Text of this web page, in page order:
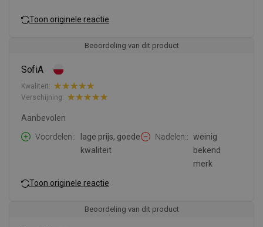
Toon originele reactie
Beoordeling van dit product
SofiA
Kwaliteit:
Verschijning:
Aanbevolen
Voordelen:
lage prijs, goede
kwaliteit
Nadelen:
weinig
bekend
merk
Toon originele reactie
Beoordeling van dit product